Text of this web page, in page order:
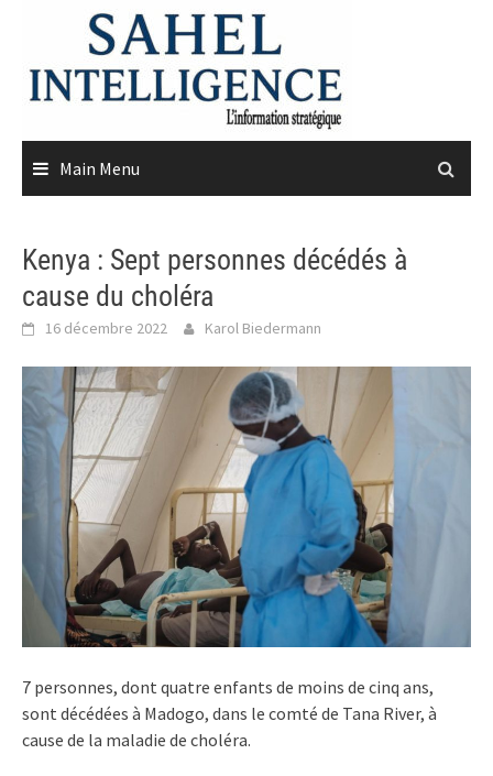
content
Main Menu
Kenya : Sept personnes décédés à
cause du choléra
16 décembre 2022 Karol Biedermann
7 personnes, dont quatre enfants de moins de cinq ans,
sont décédées à Madogo, dans le comté de Tana River, à
cause de la maladie de choléra.